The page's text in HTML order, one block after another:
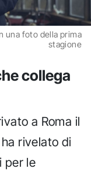
una foto della prima
stagione
collega
a Roma il
rivelato di
per le